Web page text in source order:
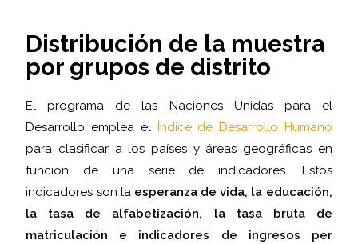
Distribución de la muestra
por grupos de distrito
El programa de las Naciones Unidas para el
Desarrollo emplea elÍndice de Desarrollo Humano
para clasificar a los países y áreas geográficas en
función de una serie de indicadores. Estos
indicadores son la esperanza de vida, la educación,
la tasa de alfabetización, la tasa bruta de
matriculación e indicadores de ingresos per